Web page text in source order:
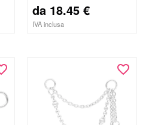
da 18.45 €
IVA inclusa